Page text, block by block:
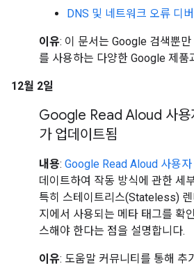
DNS 및 네트워크 오류 디
이유: 이 문서는 Google 검색뿐
를 사용하는 다양한 Google 제품
12월 2일
Google Read Aloud 사용
가 업데이트됨
내용: Google Read Aloud 사용자
데이트하여 작동 방식에 관한 세
특히 스테이트리스(Stateless) 렌
지에서 사용되는 메타 태그를 확
스해야 한다는 점을 설명합니다.
이유: 도움말 커뮤니티를 통해 추